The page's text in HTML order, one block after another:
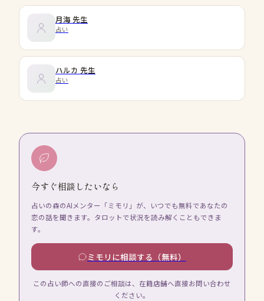
月海 先生
占い
ハルカ 先生
占い
今すぐ相談したいなら
占いの森のAIメンター「ミモリ」が、いつでも無料であなたの
恋の話を聞きます。タロットで状況を読み解くこともできま
す。
ミモリに相談する（無料）
この占い師への直接のご相談は、在籍店舗へ直接お問い合わせ
ください。